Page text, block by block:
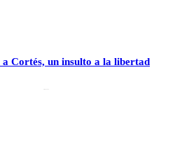
a Cortés, un insulto a la libertad